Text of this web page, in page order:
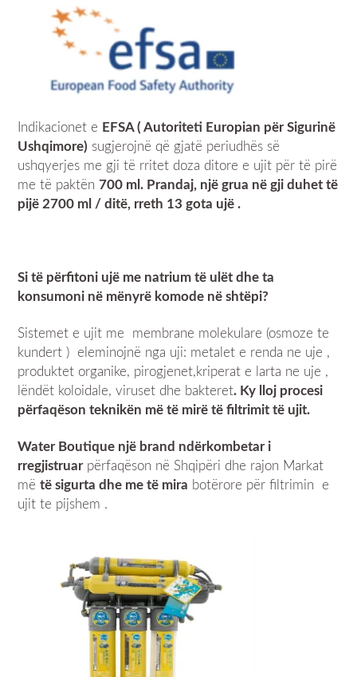
Indikacionet e EFSA ( Autoriteti Europian për Sigurinë
Ushqimore) sugjerojnë që gjatë periudhës së
ushqyerjes me gji të rritet doza ditore e ujit për të pirë
me të paktën700 ml. Prandaj, një grua në gji duhet të
pijë 2700 ml / ditë, rreth 13 gota ujë .
Si të përfitoni ujë me natrium të ulët dhe ta
konsumoni në mënyrë komode në shtëpi?
Sistemet e ujit me membrane molekulare (osmoze te
kundert ) eleminojnë nga uji: metalet e renda ne uje ,
produktet organike, pirogjenet,kriperat e larta ne uje ,
lëndët koloidale, viruset dhe bakteret. Ky lloj procesi
përfaqëson teknikën më të mirë të filtrimit të ujit.
Water Boutique një brand ndërkombetar i
rregjistruarpërfaqëson në Shqipëri dhe rajon Markat
mëtë sigurta dhe me të mira botërore për filtrimin e
ujit te pijshem .